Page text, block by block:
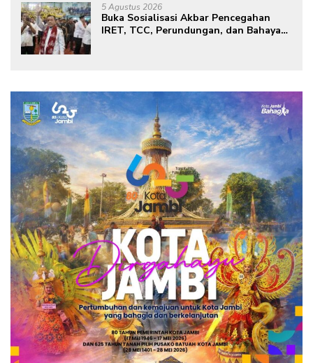
5 Agustus 2026
Buka Sosialisasi Akbar Pencegahan
IRET, TCC, Perundungan, dan Bahaya